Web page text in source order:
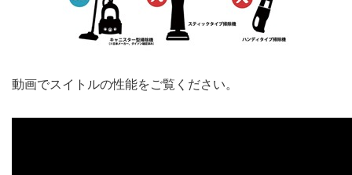
動画でスイトルの性能をご覧ください。